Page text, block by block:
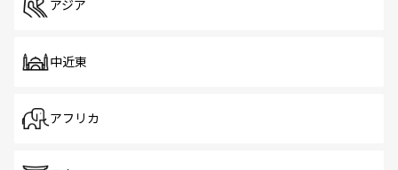
アジア
中近東
アフリカ